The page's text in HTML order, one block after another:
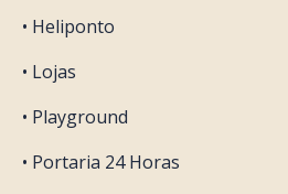
• Heliponto
• Lojas
• Playground
• Portaria 24 Horas